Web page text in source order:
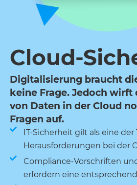
Cloud-
Digitalisierung braucht
keine Frage. Jedoch wirft
von Daten in der Cloud
Fragen auf.
IT-Sicherheit gilt als eine der
Herausforderungen bei der
Compliance-Vorschriften
erfordern eine